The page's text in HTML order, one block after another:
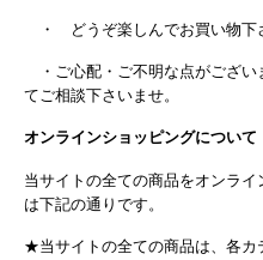
・ どうぞ楽しんでお買い物下
・ご心配・ご不明な点がござ
てご相談下さいませ。
オンラインショッピングについて
当サイトの全ての商品をオンラ
は下記の通りです。
★当サイトの全ての商品は、各